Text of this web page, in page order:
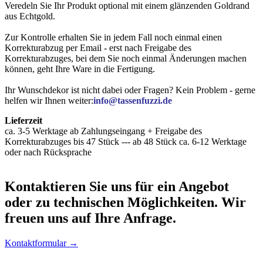
Veredeln Sie Ihr Produkt optional mit einem glänzenden Goldrand
aus Echtgold.
Zur Kontrolle erhalten Sie in jedem Fall noch einmal einen
Korrekturabzug per Email - erst nach Freigabe des
Korrekturabzuges, bei dem Sie noch einmal Änderungen machen
können, geht Ihre Ware in die Fertigung.
Ihr Wunschdekor ist nicht dabei oder Fragen? Kein Problem - gerne
helfen wir Ihnen weiter:info@tassenfuzzi.de
Lieferzeit
ca. 3-5 Werktage ab Zahlungseingang + Freigabe des
Korrekturabzuges bis 47 Stück --- ab 48 Stück ca. 6-12 Werktage
oder nach Rücksprache
Kontaktieren Sie uns für ein Angebot
oder zu technischen Möglichkeiten. Wir
freuen uns auf Ihre Anfrage.
Kontaktformular →